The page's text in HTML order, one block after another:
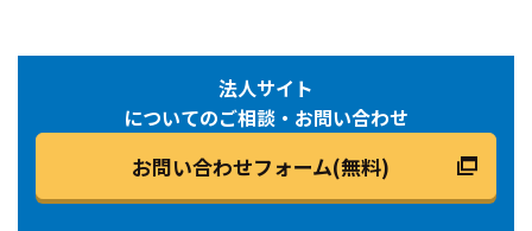
法人サイト
についてのご相談・お問い合わせ
お問い合わせフォーム(無料)